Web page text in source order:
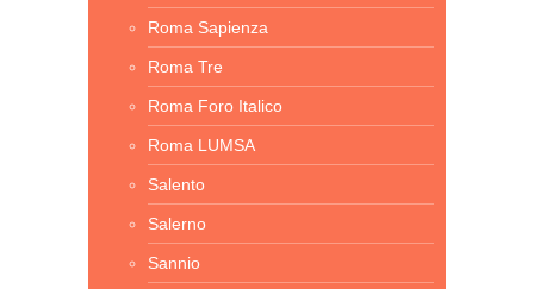
Roma Sapienza
Roma Tre
Roma Foro Italico
Roma LUMSA
Salento
Salerno
Sannio